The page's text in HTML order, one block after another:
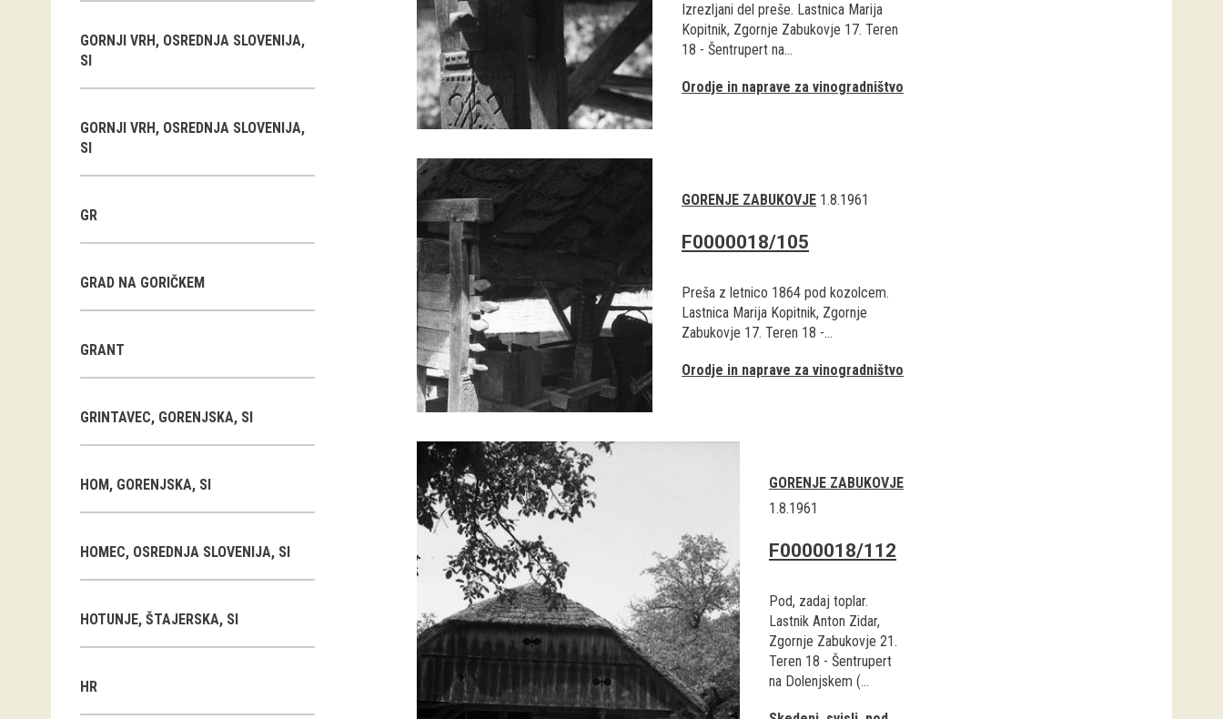
GORNJI VRH, OSREDNJA SLOVENIJA,
SI
GORNJI VRH, OSREDNJA SLOVENIJA,
SI
GR
GRAD NA GORIČKEM
GRANT
GRINTAVEC, GORENJSKA, SI
HOM, GORENJSKA, SI
HOMEC, OSREDNJA SLOVENIJA, SI
HOTUNJE, ŠTAJERSKA, SI
HR
Izrezljani del preše. Lastnica Marija
Kopitnik, Zgornje Zabukovje 17. Teren
18 - Šentrupert na...
Orodje in naprave za vinogradništvo
GORENJE ZABUKOVJE 1.8.1961
F0000018/105
Preša z letnico 1864 pod kozolcem.
Lastnica Marija Kopitnik, Zgornje
Zabukovje 17. Teren 18 -...
Orodje in naprave za vinogradništvo
GORENJE ZABUKOVJE
1.8.1961
F0000018/112
Pod, zadaj toplar.
Lastnik Anton Zidar,
Zgornje Zabukovje 21.
Teren 18 - Šentrupert
na Dolenjskem (...